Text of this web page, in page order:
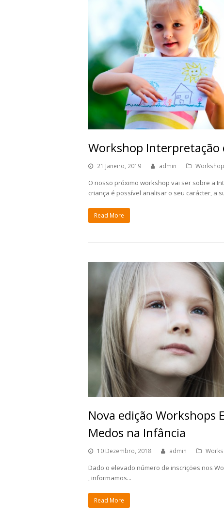
Workshop
21 Janeiro, 2019 admin
O nosso próximo workshop vai ser sobre a
criança é possível analisar o seu carácter, a
Read More
Nova edição Workshops
Medos na Infância
10 Dezembro, 2018 admin
Dado o elevado número de inscrições nos
, informamos...
Read More